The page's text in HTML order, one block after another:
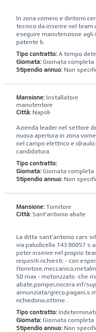
In zona vomero e dintorni
tecnico da inserire nel
eseguire manutenzione
patente b.
Tipo contratto:A tempo
Giornata: Giornata completa
Stipendio annuo: Non
Mansione:Installatore
manutentore
Città:Napoli
Azienda leader nel settore
nuova apertura in zona
nel campo elettrico e
candidatura.
Tipo contratto:
Giornata: Giornata completa
Stipendio annuo: Non
Mansione:Tornitore
Città:Sant'antonio abate
La ditta sant’antonio cars
via paludicella 143 80057
poter inserire nel proprio
requisiti richiesti: - con
50 max - motorizzato -che
abate,pompei,nocera inf/
annunziata/
richiedono,ottime...
Tipo contratto:
Giornata: Giornata completa
Stipendio annuo: Non